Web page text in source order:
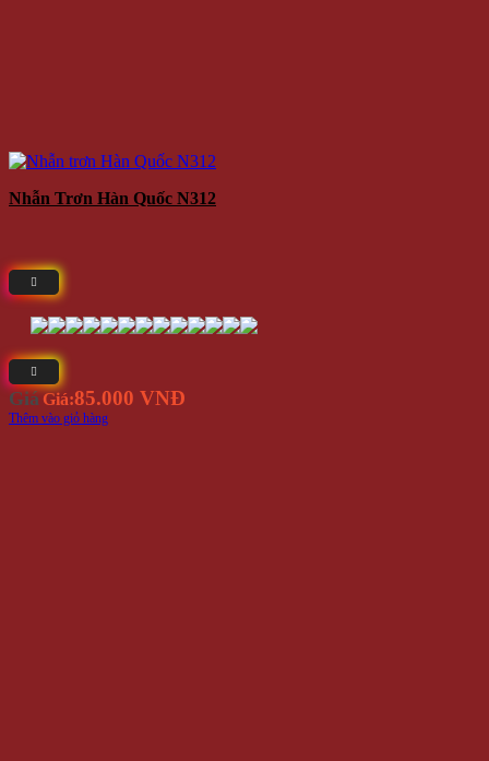
Nhẫn Trơn Hàn Quốc N312
Giá Giá:85.000 VNĐ
Thêm vào giỏ hàng